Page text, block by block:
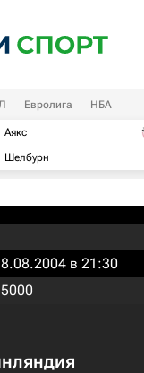
Евролига НБА
Аякс
Шелбурн
в 21:30